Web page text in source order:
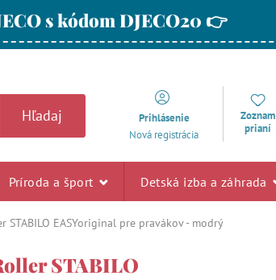
s kódom DJECO20 👉
Hľadaj
Prihlásenie
Nová registrácia
Zoznam
prianí
Príroda a šport Detská izba a záhrada
STABILO EASYoriginal pre pravákov - modrý
STABILO